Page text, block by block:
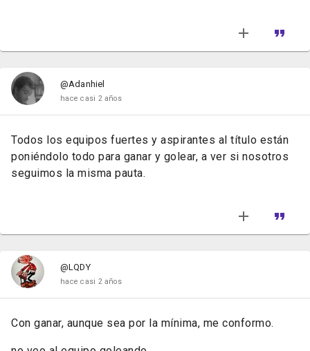
@Adanhiel
hace casi 2 años
Todos los equipos fuertes y aspirantes al título están
poniéndolo todo para ganar y golear, a ver si nosotros
seguimos la misma pauta.
@LQDY
hace casi 2 años
Con ganar, aunque sea por la mínima, me conformo.